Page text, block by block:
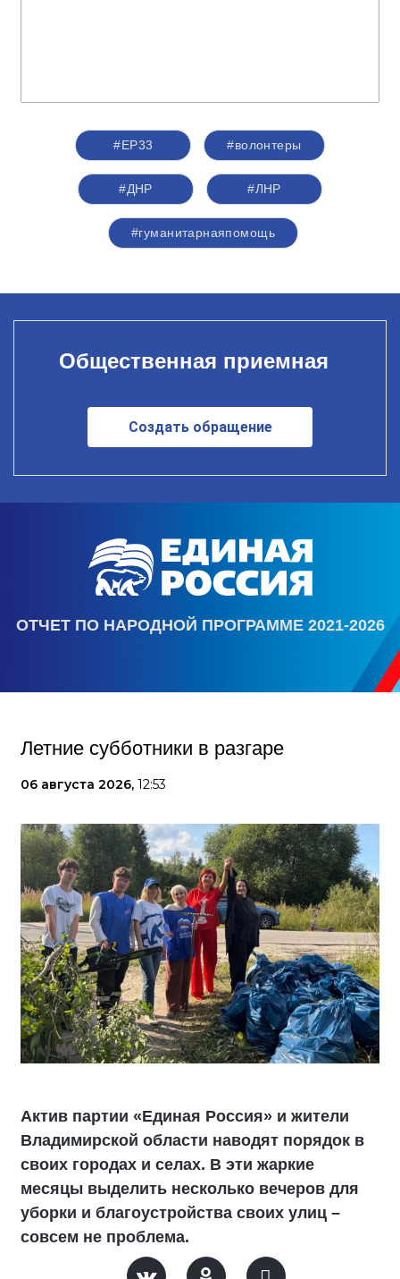
#ЕР33 #волонтеры
#ДНР #ЛНР
#гуманитарнаяпомощь
Общественная приемная
Создать обращение
ОТЧЕТ ПО НАРОДНОЙ ПРОГРАММЕ 2021-2026
Летние субботники в разгаре
06 августа 2026, 12:53
Актив партии «Единая Россия» и жители
Владимирской области наводят порядок в
своих городах и селах. В эти жаркие
месяцы выделить несколько вечеров для
уборки и благоустройства своих улиц –
совсем не проблема.